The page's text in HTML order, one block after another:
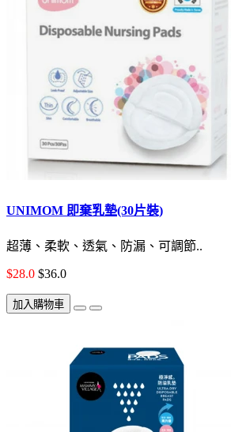
UNIMOM 即棄乳墊(30片裝)
超薄、柔軟、透氣、防漏、可調節..
$28.0 $36.0
加入購物車